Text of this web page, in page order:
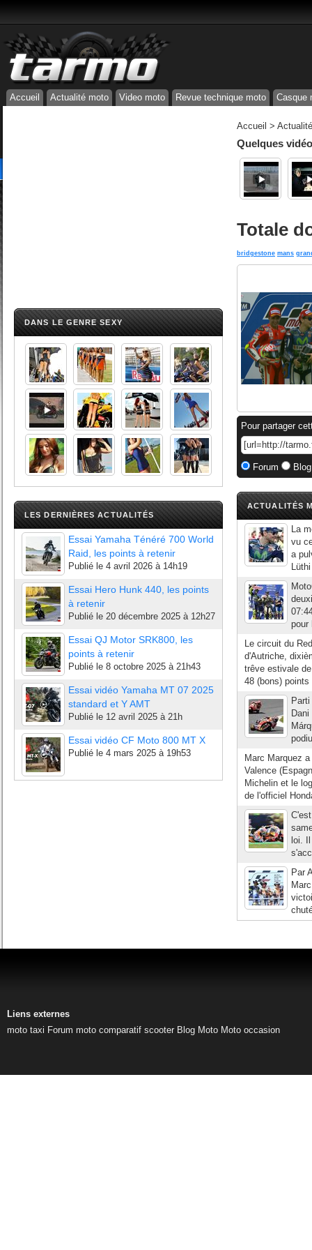
Accueil Actualité moto Video moto Revue technique moto Casque
DANS LE GENRE SEXY
LES DERNIÈRES ACTUALITÉS
Essai Yamaha Ténéré 700 World
Raid, les points à retenir
Publié le 4 avril 2026 à 14h19
Essai Hero Hunk 440, les points
à retenir
Publié le 20 décembre 2025 à 12h27
Essai QJ Motor SRK800, les
points à retenir
Publié le 8 octobre 2025 à 21h43
Essai vidéo Yamaha MT 07 2025
standard et Y AMT
Publié le 12 avril 2025 à 21h
Essai vidéo CF Moto 800 MT X
Publié le 4 mars 2025 à 19h53
Accueil >
Quelques
Totale
bridgestone mans
Pour partager
Forum
ACTUALITÉS
La
vu
a
pour
Le circuit du
d'Autriche,
trêve estivale
48 (bons)
Marc Marquez
Valence
Michelin et le
de l'officiel
loi.
Par
Liens externes
moto taxi Forum moto comparatif scooter Blog Moto Moto occasion